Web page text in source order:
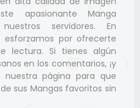
apasionante Manga
servidores. En
esforzamos por ofrecerte
lectura. Si tienes algún
en los comentarios, ¡y
nuestra página para que
sus Mangas favoritos sin